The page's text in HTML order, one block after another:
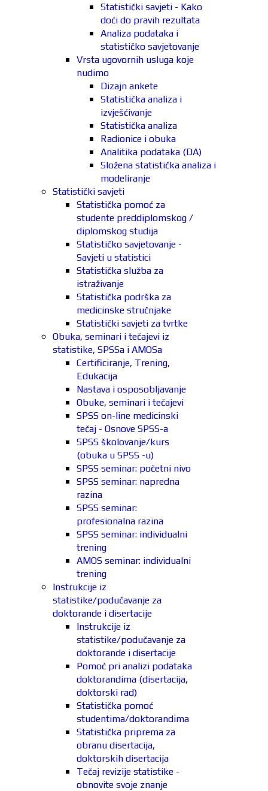
Statistički savjeti - Kako
doći do pravih rezultata
Analiza podataka i
statističko savjetovanje
Vrsta ugovornih usluga koje
nudimo
Dizajn ankete
Statistička analiza i
izvješćivanje
Statistička analiza
Radionice i obuka
Analitika podataka (DA)
Složena statistička analiza i
modeliranje
Statistički savjeti
Statistička pomoć za
studente preddiplomskog /
diplomskog studija
Statističko savjetovanje -
Savjeti u statistici
Statistička služba za
istraživanje
Statistička podrška za
medicinske stručnjake
Statistički savjeti za tvrtke
Obuka, seminari i tečajevi iz
statistike, SPSSa i AMOSa
Certificiranje, Trening,
Edukacija
Nastava i osposobljavanje
Obuke, seminari i tečajevi
SPSS on-line medicinski
tečaj - Osnove SPSS-a
SPSS školovanje/kurs
(obuka u SPSS -u)
SPSS seminar: početni nivo
SPSS seminar: napredna
razina
SPSS seminar:
profesionalna razina
SPSS seminar: individualni
trening
AMOS seminar: individualni
trening
Instrukcije iz
statistike/podučavanje za
doktorande i disertacije
Instrukcije iz
statistike/podučavanje za
doktorande i disertacije
Pomoć pri analizi podataka
doktorandima (disertacija,
doktorski rad)
Statistička pomoć
studentima/doktorandima
Statistička priprema za
obranu disertacija,
doktorskih disertacija
Tečaj revizije statistike -
obnovite svoje znanje